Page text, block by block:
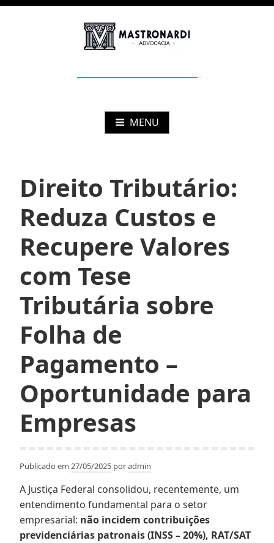
Pular
MENU
Direito Tributário:
Reduza Custos e
Recupere Valores
com Tese
Tributária sobre
Folha de
Pagamento –
Oportunidade para
Empresas
Publicado em 27/05/2025 poradmin
A Justiça Federal consolidou, recentemente, um
entendimento fundamental para o setor
empresarial: não incidem contribuições
previdenciárias patronais (INSS – 20%), RAT/SAT